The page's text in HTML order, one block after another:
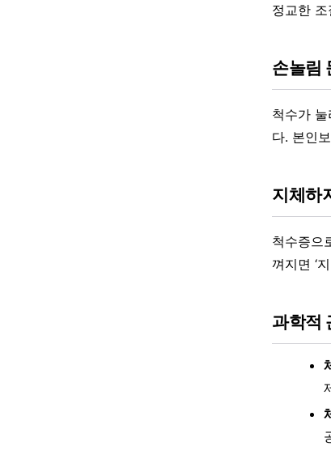
정교한
손놀림
척수가
다. 본인
지체하
척수증으
껴지면 ‘
과학적